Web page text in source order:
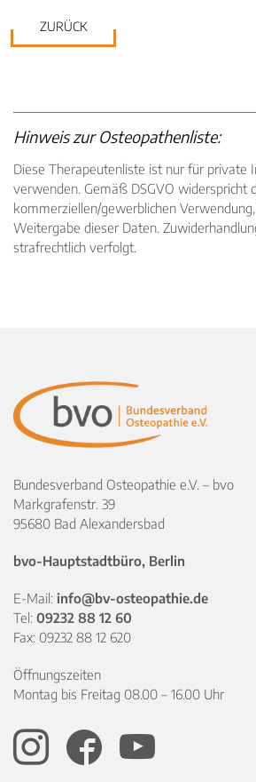
ZURÜCK
Hinweis zur Osteopathenliste:
Diese Therapeutenliste ist nur für private
verwenden. Gemäß DSGVO widerspricht
kommerziellen/gewerblichen
Weitergabe dieser Daten.
strafrechtlich verfolgt.
Bundesverband Osteopathie e.V. – bvo
Markgrafenstr. 39
95680 Bad Alexandersbad
bvo-Hauptstadtbüro, Berlin
E-Mail: info@bv-osteopathie.de
Tel: 09232 88 12 60
Fax: 09232 88 12 620
Öffnungszeiten
Montag bis Freitag 08.00 – 16.00 Uhr